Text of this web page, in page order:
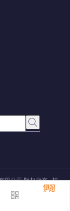
限公司版权所有 技